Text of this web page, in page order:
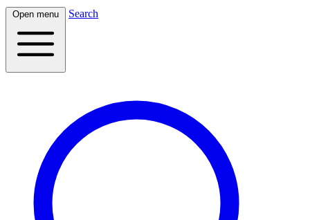
Open menu Search